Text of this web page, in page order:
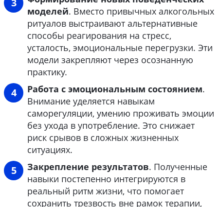
моделей. Вместо привычных алкогольных
ритуалов выстраивают альтернативные
способы реагирования на стресс,
усталость, эмоциональные перегрузки. Эти
модели закрепляют через осознанную
практику.
Работа с эмоциональным состоянием.
Внимание уделяется навыкам
саморегуляции, умению проживать эмоции
без ухода в употребление. Это снижает
риск срывов в сложных жизненных
ситуациях.
Закрепление результатов. Полученные
навыки постепенно интегрируются в
реальный ритм жизни, что помогает
сохранить трезвость вне рамок терапии,